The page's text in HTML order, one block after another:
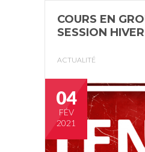
COURS EN
SESSION
ACTUALITÉ
04
FÉV
2021